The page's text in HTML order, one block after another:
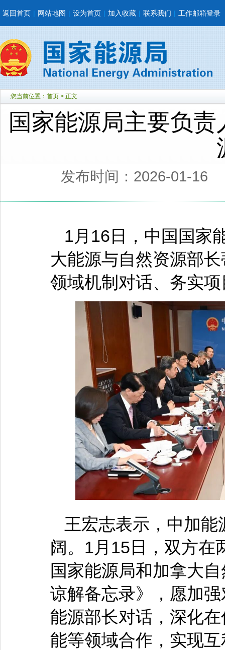
返回首页 | 网站地图 | 设为首页 | 加入收藏 | 联系我们 | 工作邮箱登录
您当前位置： 首页 > 正文
国家能源局主要负
发布时间：2026-01-16
1月16日，中国国家
大能源与自然资源部
领域机制对话、务实
王宏志表示，中加
阔。1月15日，双方在
国家能源局和加拿大
谅解备忘录》，愿加
能源部长对话，深化
能等领域合作，实现